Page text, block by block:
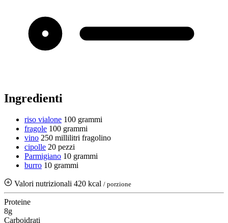
Ingredienti
riso vialone 100 grammi
fragole 100 grammi
vino 250 millilitri fragolino
cipolle 20 pezzi
Parmigiano 10 grammi
burro 10 grammi
Valori nutrizionali 420 kcal / porzione
Proteine
8g
Carboidrati